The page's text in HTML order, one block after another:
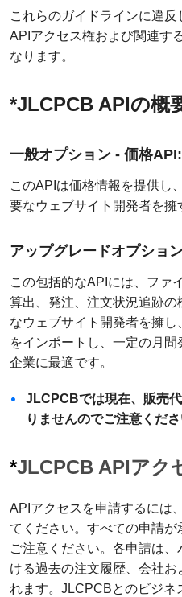
これらのガイドラインに違
APIアクセス権および関連す
なります。
*JLCPCB APIの概
一般オプション - 価格API:
このAPIは価格情報を提供し
要なウェブサイト開発者を擁
アップグレードオプショ
この包括的なAPIには、ファ
算出、発注、注文状況追跡
なウェブサイト開発者を擁
をインポートし、一定の月
企業に最適です。
JLCPCBでは現在、販売
りませんのでご注意くださ
*JLCPCB APIアク
APIアクセスを申請するには、
てください。すべての申請
ご注意ください。各申請は
ける過去の注文履歴、会社
れます。JLCPCBとのビジネ